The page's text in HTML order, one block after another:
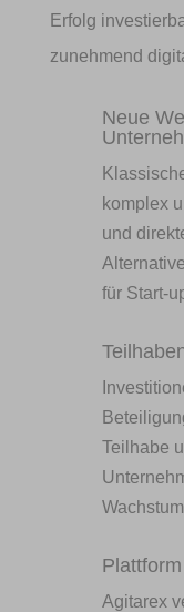
Erfolg
zunehmend
Neue
komplex
und
für Start-
Teilhabe
Agitarex